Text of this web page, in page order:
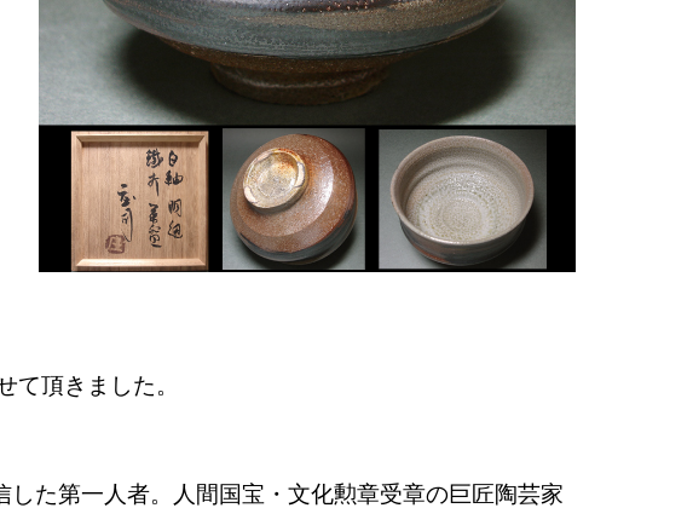
頂きました。
た第一人者。人間国宝・文化勲章受章の巨匠陶芸家